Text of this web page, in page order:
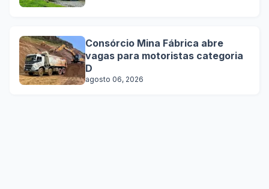
Consórcio Mina Fábrica abre
vagas para motoristas categoria
D
agosto 06, 2026